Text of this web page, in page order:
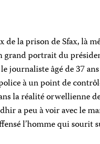
de la prison de Sfax, là
grand portrait du
journaliste âgé de 37
à un point de
la réalité orwellienne
a peu à voir avec le
l’homme qui sourit